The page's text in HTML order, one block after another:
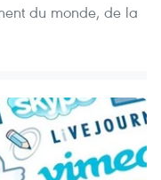
du monde, de la